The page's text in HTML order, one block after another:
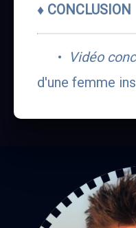
♦ CONCLUSION
• Vidéo
d'une femme